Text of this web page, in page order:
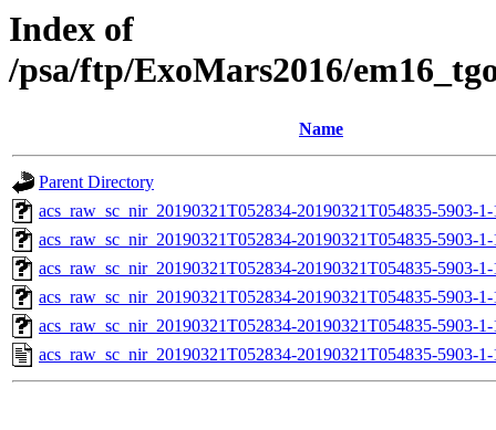
Index of
/psa/ftp/ExoMars2016/
Name
Parent Directory
acs_raw_sc_nir_20190321T052834-20190321T054835-5903-
acs_raw_sc_nir_20190321T052834-20190321T054835-5903-
acs_raw_sc_nir_20190321T052834-20190321T054835-5903-
acs_raw_sc_nir_20190321T052834-20190321T054835-5903-
acs_raw_sc_nir_20190321T052834-20190321T054835-5903-
acs_raw_sc_nir_20190321T052834-20190321T054835-5903-